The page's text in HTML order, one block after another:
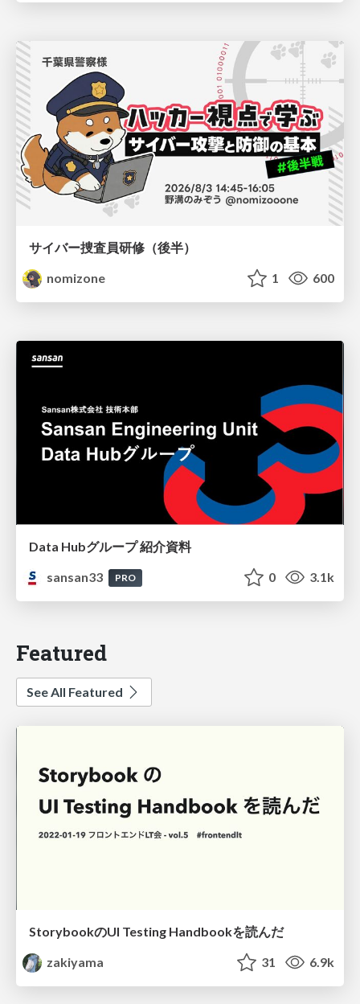
サイバー捜査員研修（後半）
nomizone
1 600
Data Hubグループ 紹介資料
sansan33
PRO 0 3.1k
Featured
See All Featured
StorybookのUI Testing Handbookを読んだ
zakiyama
31 6.9k